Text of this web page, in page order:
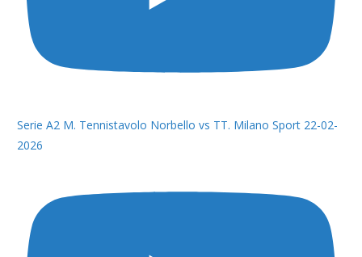
Serie A2 M. Tennistavolo Norbello vs TT. Milano Sport 22-02-
2026